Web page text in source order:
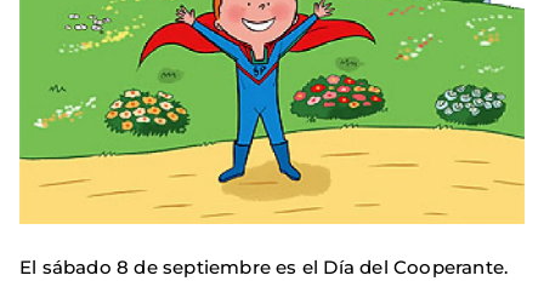
El sábado 8 de septiembre es el Día del Cooperante.